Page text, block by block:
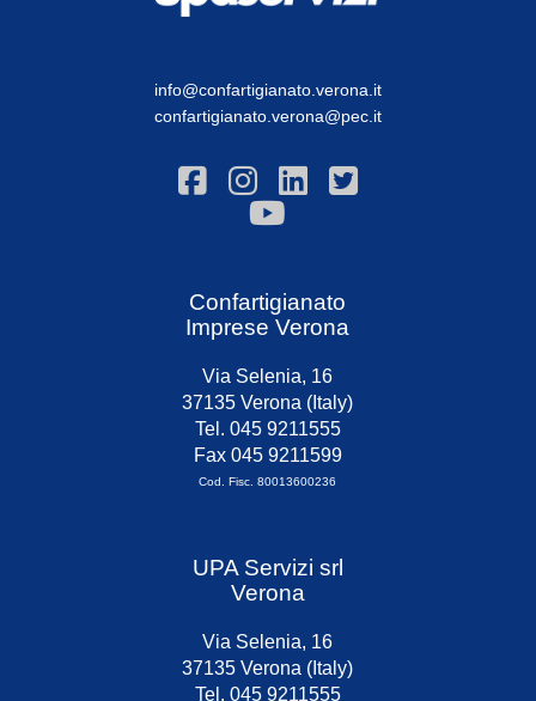
info@confartigianato.verona.it
confartigianato.verona@pec.it
Confartigianato
Imprese Verona
Via Selenia, 16
37135 Verona (Italy)
Tel. 045 9211555
Fax 045 9211599
Cod. Fisc. 80013600236
UPA Servizi srl
Verona
Via Selenia, 16
37135 Verona (Italy)
Tel. 045 9211555